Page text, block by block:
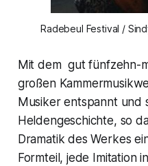
Radebeul Festival /
Mit dem gut fünfzehn-
großen
Musiker entspannt und
Heldengeschichte, so
Dramatik des Werkes
Formteil, jede Imitation